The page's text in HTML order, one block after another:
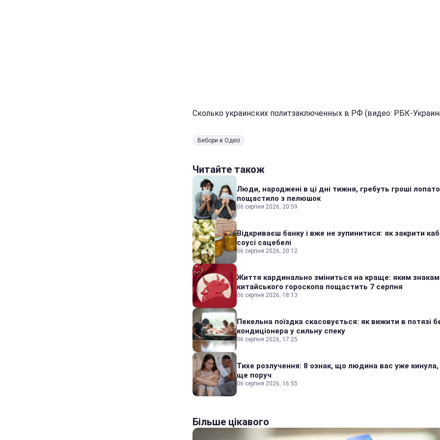
Сколько украинских политзаключенных в РФ (видео: РБК-
Вибори в Одесі
Читайте також
Люди, народжені в ці дні тижня, гребуть гроші
пощастило з пелюшок
06 серпня 2026, 20:59
Відкриваєш банку і вже не зупинитися: як закрити
соусі сацебелі
06 серпня 2026, 20:12
Життя кардинально зміниться на краще: яким знакам
китайського гороскопа пощастить 7 серпня
06 серпня 2026, 18:13
Пекельна поїздка скасовується: як вижити в потязі
кондиціонера у сильну спеку
06 серпня 2026, 17:25
Тихе розлучення: 8 ознак, що людина вас уже кинула,
ще поруч
06 серпня 2026, 16:55
Більше цікавого